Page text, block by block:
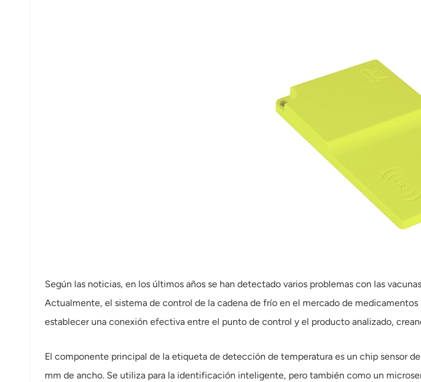
Según las noticias, en los últimos años se han detectado varios problemas con las
Actualmente, el sistema de control de la cadena de frío en el mercado de
establecer una conexión efectiva entre el punto de control y el producto analizado,
El componente principal de la etiqueta de detección de temperatura es un chip sensor
mm de ancho. Se utiliza para la identificación inteligente, pero también como un